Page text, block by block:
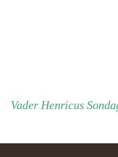
Vader Vader
Henricus